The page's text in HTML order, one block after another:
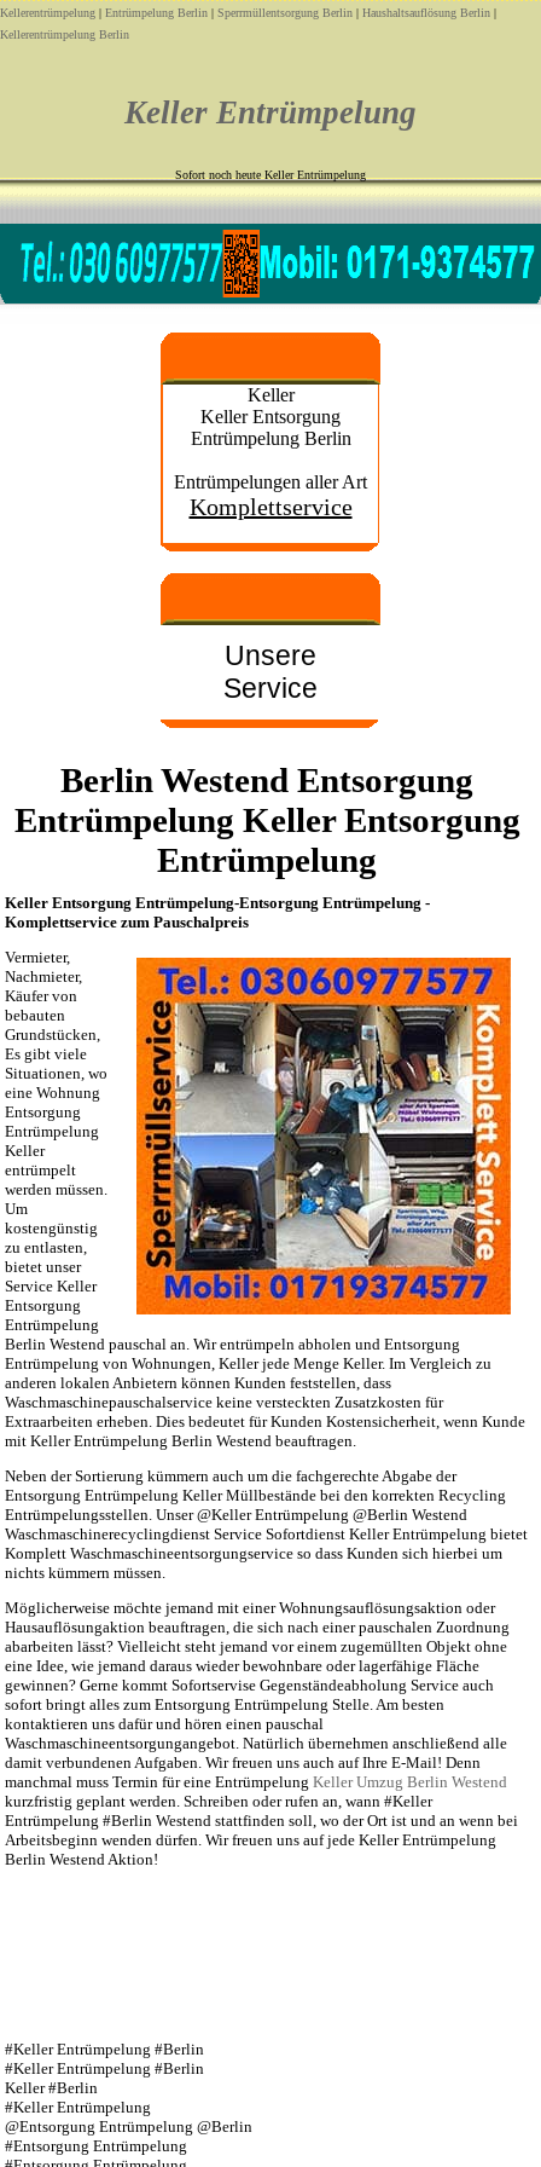
Kellerentrümpelung | Entrümpelung Berlin | Sperrmüllentsorgung Berlin | Haushaltsauflösung Berlin |
Kellerentrümpelung Berlin
Keller Entrümpelung
Sofort noch heute Keller Entrümpelung
Keller
Keller Entsorgung
Entrümpelung Berlin
Entrümpelungen aller Art
Komplettservice
Unsere
Service
Berlin Westend Entsorgung
Entrümpelung Keller Entsorgung
Entrümpelung
Keller Entsorgung Entrümpelung-Entsorgung Entrümpelung -
Komplettservice zum Pauschalpreis
Vermieter,
Nachmieter,
Käufer von
bebauten
Grundstücken,
Es gibt viele
Situationen, wo
eine Wohnung
Entsorgung
Entrümpelung
Keller
entrümpelt
werden müssen.
Um
kostengünstig
zu entlasten,
bietet unser
Service Keller
Entsorgung
Entrümpelung
Berlin Westend pauschal an. Wir entrümpeln abholen und Entsorgung
Entrümpelung von Wohnungen, Keller jede Menge Keller. Im Vergleich zu
anderen lokalen Anbietern können Kunden feststellen, dass
Waschmaschinepauschalservice keine versteckten Zusatzkosten für
Extraarbeiten erheben. Dies bedeutet für Kunden Kostensicherheit, wenn Kunde
mit Keller Entrümpelung Berlin Westend beauftragen.
Neben der Sortierung kümmern auch um die fachgerechte Abgabe der
Entsorgung Entrümpelung Keller Müllbestände bei den korrekten Recycling
Entrümpelungsstellen. Unser @Keller Entrümpelung @Berlin Westend
Waschmaschinerecyclingdienst Service Sofortdienst Keller Entrümpelung bietet
Komplett Waschmaschineentsorgungservice so dass Kunden sich hierbei um
nichts kümmern müssen.
Möglicherweise möchte jemand mit einer Wohnungsauflösungsaktion oder
Hausauflösungaktion beauftragen, die sich nach einer pauschalen Zuordnung
abarbeiten lässt? Vielleicht steht jemand vor einem zugemüllten Objekt ohne
eine Idee, wie jemand daraus wieder bewohnbare oder lagerfähige Fläche
gewinnen? Gerne kommt Sofortservise Gegenständeabholung Service auch
sofort bringt alles zum Entsorgung Entrümpelung Stelle. Am besten
kontaktieren uns dafür und hören einen pauschal
Waschmaschineentsorgungangebot. Natürlich übernehmen anschließend alle
damit verbundenen Aufgaben. Wir freuen uns auch auf Ihre E-Mail! Denn
manchmal muss Termin für eine Entrümpelung Keller Umzug Berlin Westend
kurzfristig geplant werden. Schreiben oder rufen an, wann #Keller
Entrümpelung #Berlin Westend stattfinden soll, wo der Ort ist und an wenn bei
Arbeitsbeginn wenden dürfen. Wir freuen uns auf jede Keller Entrümpelung
Berlin Westend Aktion!
#Keller Entrümpelung #Berlin
#Keller Entrümpelung #Berlin
Keller #Berlin
#Keller Entrümpelung
@Entsorgung Entrümpelung @Berlin
#Entsorgung Entrümpelung